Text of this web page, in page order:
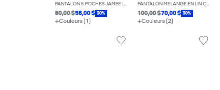
PANTALON 5 POCHES JAMBE LARGE
80,00 $56,00 $ 30%
Couleurs (1)
PANTALON MÉLANGE EN LIN COUPE AMPLE
100,00 $70,00 $ 30%
Couleurs (2)